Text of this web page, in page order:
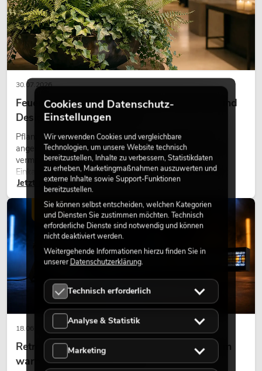
30.07.2026
Feuerhemmende Kunstpflanzen: Sicherheit und
Design perfekt kombiniert
Pflanzen machen Räume lebendig. Sie schaffen eine
angenehme Atmosphäre, verbessern das Ambiente und
vermitteln Natürlichkeit. Ob in Hotels, Restaurants,
Einkaufszentren, Bürogebäuden oder auf Messeständen:
eine hochwertige Begrünung gehört heute längst zum
modernen Raumkonzept.
Jetzt lesen
18.06.2026
Retro-Licht im modernen Lichtdesign: Warum
warmes Licht wieder wirkt
LICHT
Cookies und Datenschutz-
Einstellungen
Wir verwenden Cookies und vergleichbare
Technologien, um unsere Website technisch
bereitzustellen, Inhalte zu verbessern, Statistikdaten
zu erheben, Marketingmaßnahmen auszuwerten und
externe Inhalte sowie Support-Funktionen
bereitzustellen.
Sie können selbst entscheiden, welchen Kategorien
und Diensten Sie zustimmen möchten. Technisch
erforderliche Dienste sind notwendig und können
nicht deaktiviert werden.
Weitergehende Informationen hierzu finden Sie in
unsererDatenschutzerklärung.
Technisch erforderlich
Analyse & Statistik
Marketing